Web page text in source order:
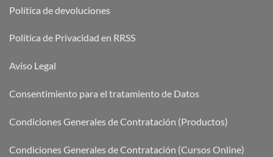
Política de devoluciones
Política de Privacidad en RRSS
Aviso Legal
Consentimiento para el tratamiento de Datos
Condiciones Generales de Contratación (Productos)
Condiciones Generales de Contratación (Cursos Online)